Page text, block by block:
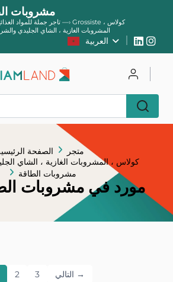
مشروبات
تاجر جملة للمواد —› Grossiste كولاس ،
المشروبات الغازية ، الشاي الجليدي
العربية
الصفحة
متجر
كولاس ، المشروبات الغازية ، الشاي
مشروبات الطاقة
مورد في مشروبات
2 3 التالي →